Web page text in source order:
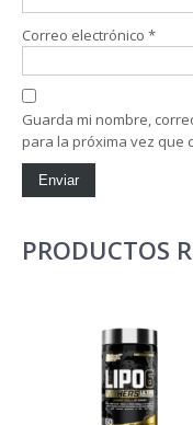
Correo electrónico *
Guarda mi nombre,
para la próxima vez que
PRODUCTOS